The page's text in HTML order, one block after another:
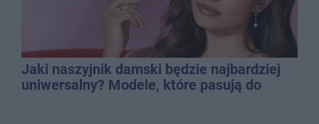
Jaki naszyjnik damski będzie najbardziej
uniwersalny? Modele, które pasują do